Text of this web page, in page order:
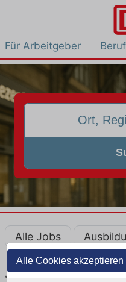
Alle Cookies akzeptieren
Für Arbeitgeber
Alle Jobs
Jetzt